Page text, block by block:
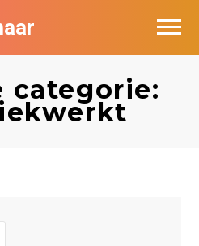
categorie: